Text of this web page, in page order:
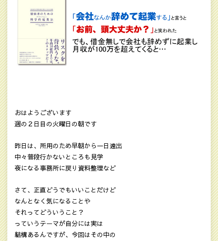
おはようございます
週の２日目の火曜日の朝です
昨日は、所用のため早朝から一日遠出
中々普段行かないところも見学
夜になる事務所に戻り資料整理など
さて、正直どうでもいいことだけど
なんとなく気になることや
それってどういうこと？
っていうテーマが自分には実は
結構あるんですが、今回はその中の